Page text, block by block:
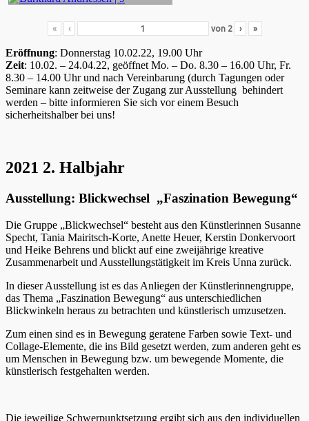
« ‹ von 2 › »
Eröffnung: Donnerstag 10.02.22, 19.00 Uhr
Zeit: 10.02. – 24.04.22, geöffnet Mo. – Do. 8.30 – 16.00 Uhr, Fr.
8.30 – 14.00 Uhr und nach Vereinbarung (durch Tagungen oder
Seminare kann zeitweise der Zugang zur Ausstellung behindert
werden – bitte informieren Sie sich vor einem Besuch
sicherheitshalber bei uns!
2021 2. Halbjahr
Ausstellung: Blickwechsel „Faszination Bewegung“
Die Gruppe „Blickwechsel“ besteht aus den Künstlerinnen Susanne
Specht, Tania Mairitsch-Korte, Anette Heuer, Kerstin Donkervoort
und Heike Behrens und blickt auf eine zweijährige kreative
Zusammenarbeit und Ausstellungstätigkeit im Kreis Unna zurück.
In dieser Ausstellung ist es das Anliegen der Künstlerinnengruppe,
das Thema „Faszination Bewegung“ aus unterschiedlichen
Blickwinkeln heraus zu betrachten und künstlerisch umzusetzen.
Zum einen sind es in Bewegung geratene Farben sowie Text- und
Collage-Elemente, die ins Bild gesetzt werden, zum anderen geht es
um Menschen in Bewegung bzw. um bewegende Momente, die
künstlerisch festgehalten werden.
Die jeweilige Schwerpunktsetzung ergibt sich aus den individuellen